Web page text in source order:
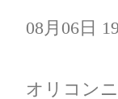
08月06日
オリコン